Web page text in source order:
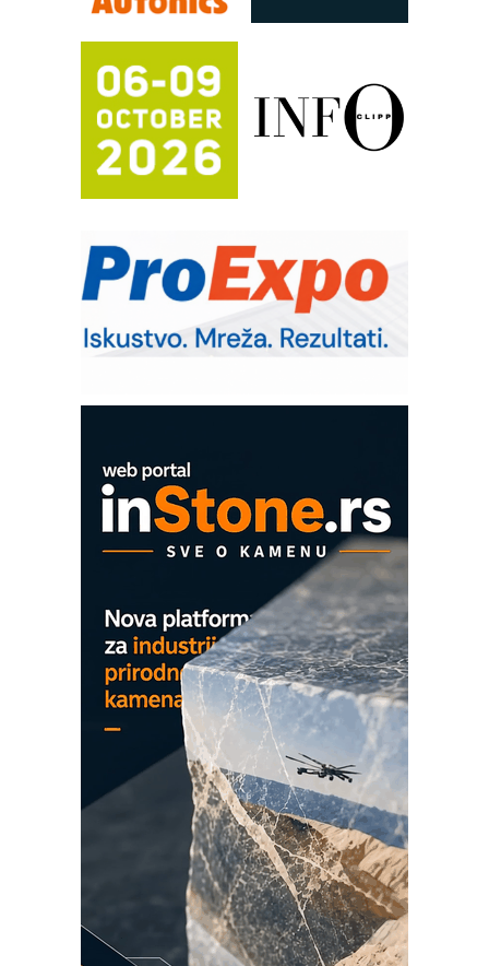
Automatizacija pakovanja · Display
Potpuna efikasnost bez složenih
sistema
Trajna oznaka kao dugoročna korist
Bezbednost na prvom mestu!
IB BLUMENAUER - više od 40 godina
poverenja u industriji
– Pametna signalizacija za efikasnije
upravljanje mašinama
Sigurnije ispitivanje transformatora u
solarnim elektranama i vetroparkovima
Pranje točkova na gradilištu- standard
Proizvodnja iC7 Hybrid 1500 VDC
COMBYPACK
EVOKS Maintenance Management
ROSA i SCHUNK podižu proizvodnju
Detekcija različitih oblika